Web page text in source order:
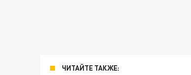
ЧИТАЙТЕ ТАКЖЕ: